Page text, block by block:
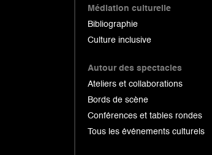
Médiation culturelle
Bibliographie
Culture inclusive
Autour des spectacles
Ateliers et collaborations
Bords de scène
Conférences et tables rondes
Tous les événements culturels